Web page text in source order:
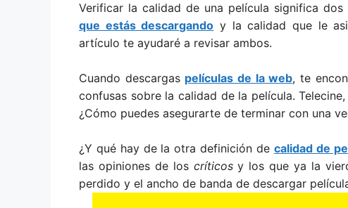
Verificar la calidad de una película significa
que estás descargando y la calidad que le
artículo te ayudaré a revisar ambos.
Cuando descargas películas de la web, te
confusas sobre la calidad de la película.
¿Cómo puedes asegurarte de terminar con una
¿Y qué hay de la otra definición de calidad de
las opiniones de los críticosy los que ya la
perdido y el ancho de banda de descargar